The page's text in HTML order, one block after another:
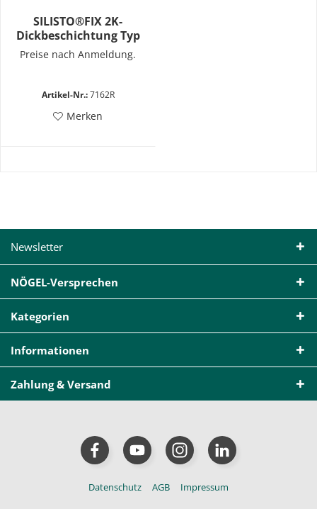
SILISTO®FIX 2K-
Dickbeschichtung Typ
Preise nach Anmeldung.
Artikel-Nr.:7162R
Merken
Newsletter
NÖGEL-Versprechen
Kategorien
Informationen
Zahlung & Versand
Datenschutz AGB Impressum